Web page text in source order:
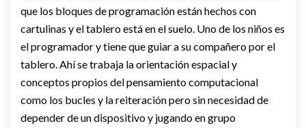
que los bloques de programación están hechos con
cartulinas y el tablero está en el suelo. Uno de los niños es
el programador y tiene que guiar a su compañero por el
tablero. Ahí se trabaja la orientación espacial y
conceptos propios del pensamiento computacional
como los bucles y la reiteración pero sin necesidad de
depender de un dispositivo y jugando en grupo